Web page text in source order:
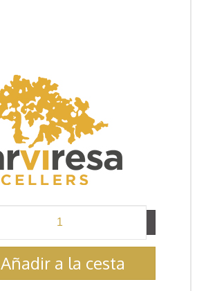
Añadir a la cesta